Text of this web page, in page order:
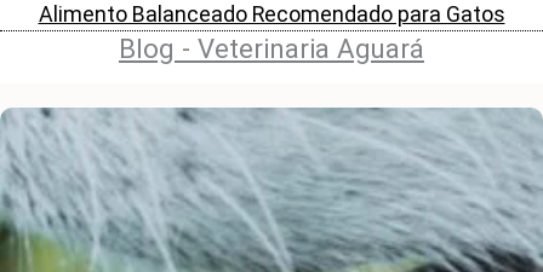
Alimento Balanceado Recomendado para Gatos
Blog - Veterinaria Aguará